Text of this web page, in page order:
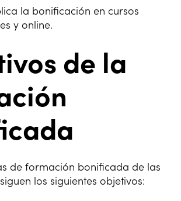
la bonificación en cursos
y online.
de la
de formación bonificada de las
los siguientes objetivos: